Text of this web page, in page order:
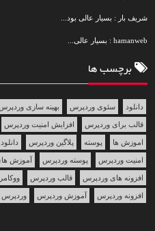
شریف بار : بسیار عالی بود...
hamanweb : بسیار عالی...
برچسب ها
دانلود سئوی وردپرس بهینه سازی وردپرس
قالب برای وردپرس افزایش امنیت وردپرس
اموزش ها پوسته پلاگین وردپرس
امنیت وردپرس پوسته وردپرس آموزش
افزونه های وردپرس قالب وردپرس
افزونه وردپرس آموزش وردپرس وردپرس